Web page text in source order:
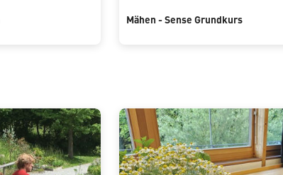
Mähen - Sense Grundkurs